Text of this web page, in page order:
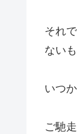
それ
ない
いつ
ご馳